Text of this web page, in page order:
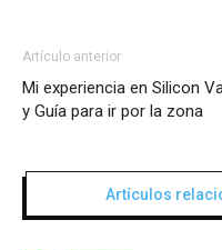
Artículo anterior
Mi experiencia en Silicon
y Guía para ir por la zona
Artículos